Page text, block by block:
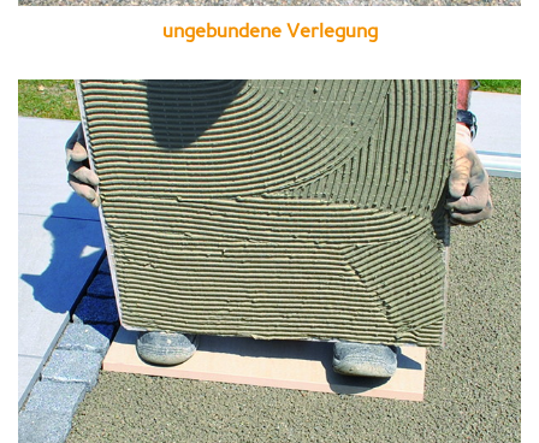
ungebundene Verlegung